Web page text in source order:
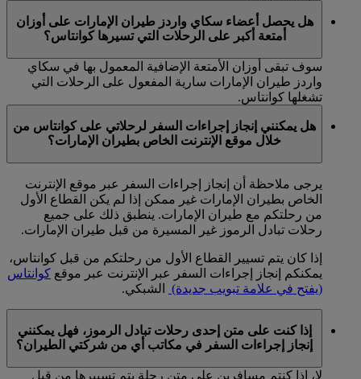
هل يحصل أعضاء سكاي واردز طيران الإمارات على أوزان
أمتعة أكبر على الرحلات التي تسيرها كوانتاس؟
سوف تبقى أوزان الأمتعة الإضافية المعمول بها في سكاي
واردز طيران الإمارات سارية المفعول على الرحلات التي
تشغلها كوانتاس.
هل يمكنني إنجاز إجراءات السفر لرحلاتي على كوانتاس من
خلال موقع الإنترنت الخاص بطيران الإمارات؟
يرجى ملاحظة أن إنجاز إجراءات السفر عبر موقع الإنترنت
الخاص بطيران الإمارات غير ممكن إذا لم يكن القطاع الأول
من رحلتكم مع طيران الإمارات. ينطبق ذلك على جميع
رحلات تبادل الرموز غير المسيرة من قبل طيران الإمارات.
إذا كان يتم تسيير القطاع الأول من رحلتكم من قبل كوانتاس،
يمكنكم إنجاز إجراءات السفر عبر الإنترنت عبر موقع كوانتاس
(يفتح في علامة تبويب جديدة)
الشبكي.
إذا كنت على متن إحدى رحلات تبادل الرموز، فهل يمكنني
إنجاز إجراءات السفر في مكاتب أي من شركتي الطيران؟
لا، إذا كنتم مسافرين على متن رحلة يتم تسييرها من قبل